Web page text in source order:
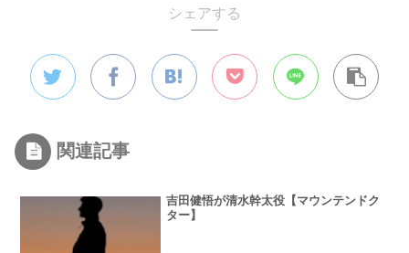
シェアする
関連記事
吉田健悟が清水幹太役【マウンテンドク
ター】